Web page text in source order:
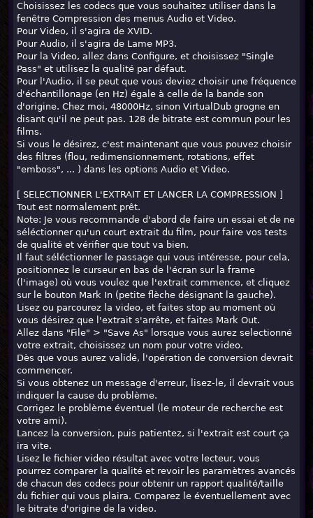
Choisissez les codecs que vous souhaitez utiliser dans la
fenêtre Compression des menus Audio et Video.
Pour Video, il s'agira de XVID.
Pour Audio, il s'agira de Lame MP3.
Pour la Video, allez dans Configure, et choisissez "Single
Pass" et utilisez la qualité par défaut.
Pour l'Audio, il se peut que vous deviez choisir une fréquence
d'échantillonage (en Hz) égale à celle de la bande son
d'origine. Chez moi, 48000Hz, sinon VirtualDub grogne en
disant qu'il ne peut pas. 128 de bitrate est commun pour les
films.
Si vous le désirez, c'est maintenant que vous pouvez choisir
des filtres (flou, redimensionnement, rotations, effet
"emboss", ... ) dans les options Audio et Video.
[ SELECTIONNER L'EXTRAIT ET LANCER LA COMPRESSION ]
Tout est normalement prêt.
Note: Je vous recommande d'abord de faire un essai et de ne
séléctionner qu'un court extrait du film, pour faire vos tests
de qualité et vérifier que tout va bien.
Il faut séléctionner le passage qui vous intéresse, pour cela,
positionnez le curseur en bas de l'écran sur la frame
(l'image) où vous voulez que l'extrait commence, et cliquez
sur le bouton Mark In (petite flèche désignant la gauche).
Lisez ou parcourez la video, et faites stop au moment où
vous désirez que l'extrait s'arrête, et faites Mark Out.
Allez dans "File" > "Save As" lorsque vous aurez selectionné
votre extrait, choisissez un nom pour votre video.
Dès que vous aurez validé, l'opération de conversion devrait
commencer.
Si vous obtenez un message d'erreur, lisez-le, il devrait vous
indiquer la cause du problème.
Corrigez le problème éventuel (le moteur de recherche est
votre ami).
Lancez la conversion, puis patientez, si l'extrait est court ça
ira vite.
Lisez le fichier video résultat avec votre lecteur, vous
pourrez comparer la qualité et revoir les paramètres avancés
de chacun des codecs pour obtenir un rapport qualité/taille
du fichier qui vous plaira. Comparez le éventuellement avec
le bitrate d'origine de la video.